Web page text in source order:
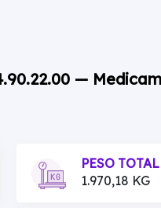
—
PESO TOTAL
1.970,18 KG